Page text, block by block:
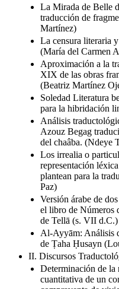
La Mirada de Belle
traducción de
Martínez)
La censura literaria
(María del Carmen
Aproximación a la
XIX de las obras
(Beatriz Martínez
Soledad Literatura
para la hibridación
Análisis
Azouz Begag
del chaâba. (Ndeye
Los irrealia o
representación
plantean para la
Paz)
Versión árabe de
el libro de Números
de Tellā (s. VII
Al-Ayyām: Análisis
de Ṭaha Ḥusayn
II. Discursos
Determinación de la
cuantitativa de un